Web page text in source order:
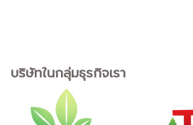
บริษัทในกลุ่มธุรกิจเรา